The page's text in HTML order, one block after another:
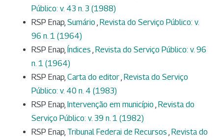
Público: v. 43 n. 3 (1988)
RSP Enap, Sumário Revista do Serviço Público: v.
96 n. 1 (1964)
RSP Enap, Índices Revista do Serviço Público: v. 96
n. 1 (1964)
RSP Enap, Carta do editor Revista do Serviço
Público: v. 40 n. 4 (1983)
RSP Enap, Intervenção em município Revista do
Serviço Público: v. 39 n. 1 (1982)
RSP Enap, Tribunal Federai de Recursos Revista do